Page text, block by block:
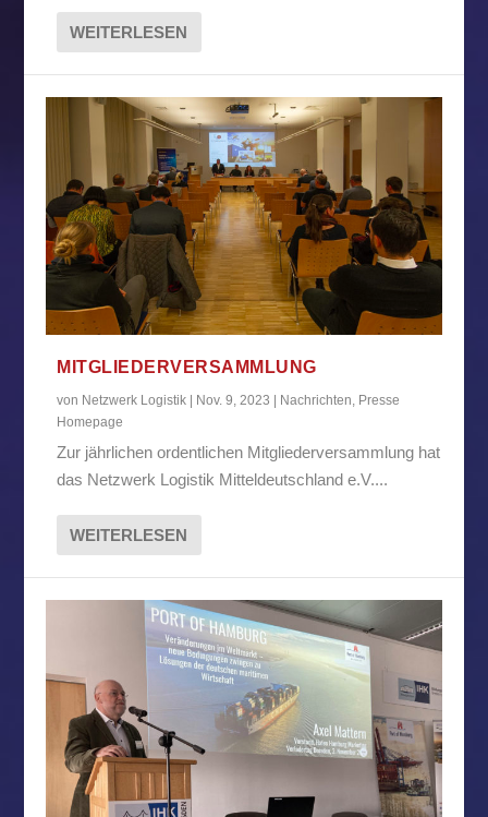
WEITERLESEN
MITGLIEDERVERSAMMLUNG
von Netzwerk Logistik | Nov. 9, 2023 | Nachrichten Presse
Homepage
Zur jährlichen ordentlichen Mitgliederversammlung hat
das Netzwerk Logistik Mitteldeutschland e.V....
WEITERLESEN